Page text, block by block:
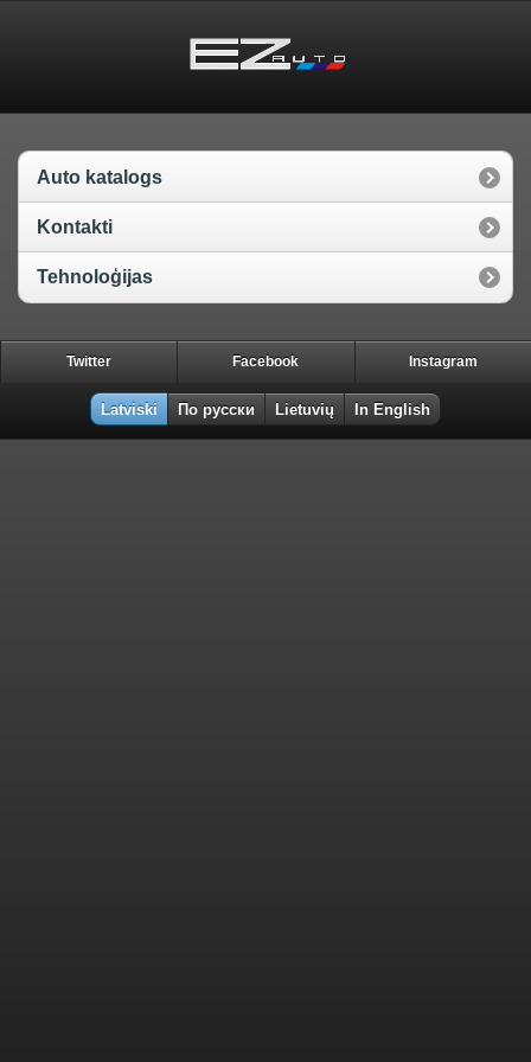
Auto katalogs
Kontakti
Tehnoloģijas
Twitter Facebook Instagram
Latviski По русски Lietuvių In English